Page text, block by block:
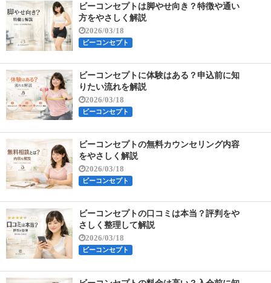
ビーコンセプトは脚やせ向き？特徴や通い
方をやさしく解説
2026/03/18
ビーコンセプト
ビーコンセプトに体験はある？申込前に知
りたい流れを解説
2026/03/18
ビーコンセプト
ビーコンセプトの無料カウンセリング内容
をやさしく解説
2026/03/18
ビーコンセプト
ビーコンセプトの口コミは本当？評判をや
さしく整理して解説
2026/03/18
ビーコンセプト